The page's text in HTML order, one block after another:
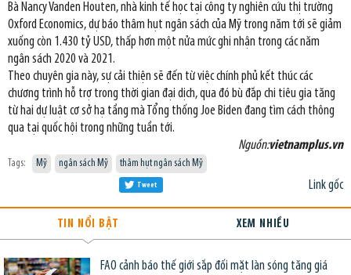
Bà Nancy Vanden Houten, nhà kinh tế học tại công ty nghiên cứu thị trường
Oxford Economics, dự báo thâm hụt ngân sách của Mỹ trong năm tới sẽ giảm
xuống còn 1.430 tỷ USD, thấp hơn một nửa mức ghi nhận trong các năm
ngân sách 2020 và 2021.
Theo chuyên gia này, sự cải thiện sẽ đến từ việc chính phủ kết thúc các
chương trình hỗ trợ trong thời gian đại dịch, qua đó bù đắp chi tiêu gia tăng
từ hai dự luật cơ sở hạ tầng mà Tổng thống Joe Biden đang tìm cách thông
qua tại quốc hội trong những tuần tới.
Nguồn:vietnamplus.vn
Tags: Mỹ ngân sách Mỹ thâm hụt ngân sách Mỹ
Link gốc
Tweet
TIN NỔI BẬT XEM NHIỀU
FAO cảnh báo thế giới sắp đối mặt làn sóng tăng giá